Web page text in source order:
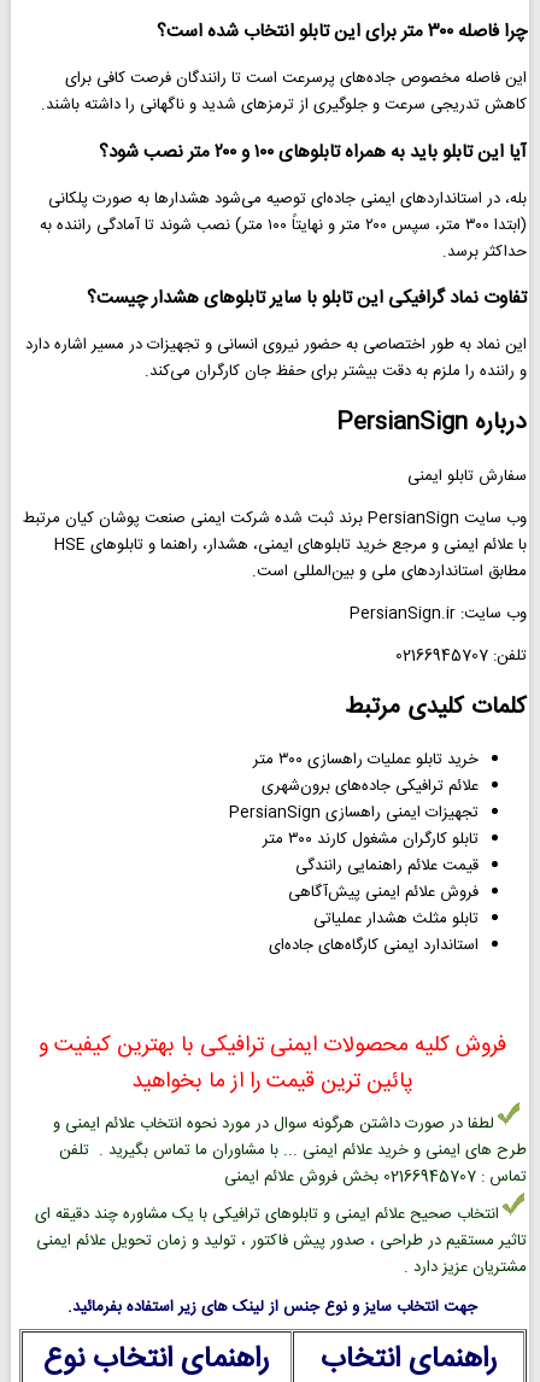
چرا فاصله ۳۰۰ متر برای این تابلو انتخاب شده است؟
این فاصله مخصوص جاده‌های پرسرعت است تا رانندگان فرصت کافی برای
کاهش تدریجی سرعت و جلوگیری از ترمزهای شدید و ناگهانی را داشته باشند.
آیا این تابلو باید به همراه تابلوهای ۱۰۰ و ۲۰۰ متر نصب شود؟
بله، در استانداردهای ایمنی جاده‌ای توصیه می‌شود هشدارها به صورت پلکانی
(ابتدا ۳۰۰ متر، سپس ۲۰۰ متر و نهایتاً ۱۰۰ متر) نصب شوند تا آمادگی راننده به
حداکثر برسد.
تفاوت نماد گرافیکی این تابلو با سایر تابلوهای هشدار چیست؟
این نماد به طور اختصاصی به حضور نیروی انسانی و تجهیزات در مسیر اشاره دارد
و راننده را ملزم به دقت بیشتر برای حفظ جان کارگران می‌کند.
درباره PersianSign
سفارش تابلو ایمنی
وب سایت PersianSign برند ثبت شده شرکت ایمنی صنعت پوشان کیان مرتبط
با علائم ایمنی و مرجع خرید تابلوهای ایمنی، هشدار، راهنما و تابلوهای HSE
مطابق استانداردهای ملی و بین‌المللی است.
وب سایت: PersianSign.ir
تلفن: 02166945707
کلمات کلیدی مرتبط
خرید تابلو عملیات راهسازی ۳۰۰ متر
علائم ترافیکی جاده‌های برون‌شهری
تجهیزات ایمنی راهسازی PersianSign
تابلو کارگران مشغول کارند ۳۰۰ متر
قیمت علائم راهنمایی رانندگی
فروش علائم ایمنی پیش‌آگاهی
تابلو مثلث هشدار عملیاتی
استاندارد ایمنی کارگاه‌های جاده‌ای
فروش کلیه محصولات ایمنی ترافیکی با بهترین کیفیت و
پائین ترین قیمت را از ما بخواهید
لطفا در صورت داشتن هرگونه سوال در مورد نحوه انتخاب علائم ایمنی و
طرح های ایمنی و خرید علائم ایمنی ... با مشاوران ما تماس بگیرید . تلفن
تماس : 02166945707 بخش فروش علائم ایمنی
انتخاب صحیح علائم ایمنی و تابلوهای ترافیکی با یک مشاوره چند دقیقه ای
تاثیر مستقیم در طراحی ، صدور پیش فاکتور ، تولید و زمان تحویل علائم ایمنی
مشتریان عزیز دارد .
جهت انتخاب سایز و نوع جنس از لینک های زیر استفاده بفرمائید.
راهنمای انتخاب راهنمای انتخاب نوع